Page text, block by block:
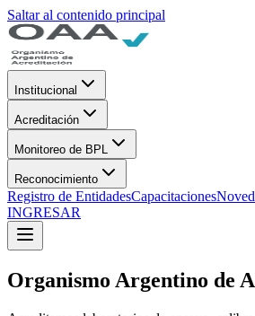
Saltar al contenido principal
Institucional
Acreditación
Monitoreo de BPL
Reconocimiento
Registro de EntidadesCapacitaciones
INGRESAR
Organismo Argentino de